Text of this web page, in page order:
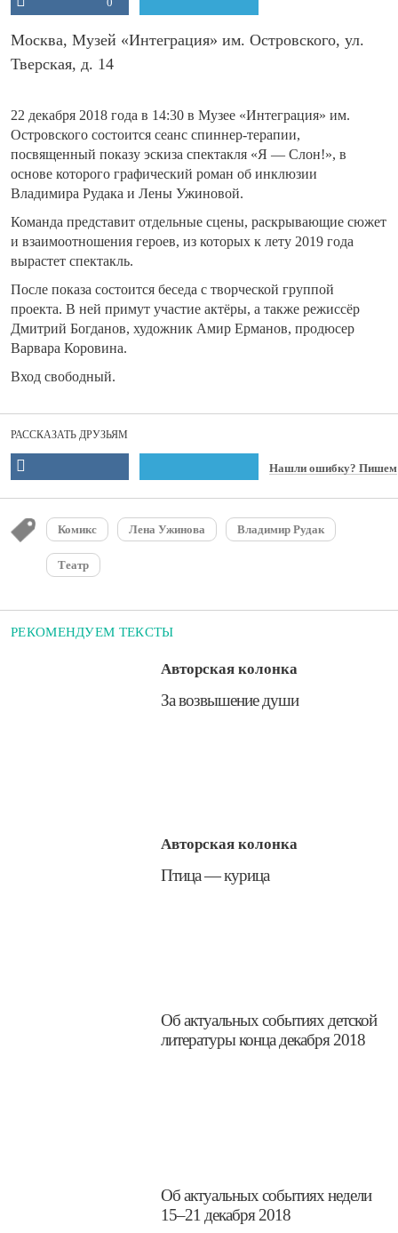
Москва, Музей «Интеграция» им. Островского, ул.
Тверская, д. 14
22 декабря 2018 года в 14:30 в Музее «Интеграция» им.
Островского состоится сеанс спиннер-терапии,
посвященный показу эскиза спектакля «Я — Слон!», в
основе которого графический роман об инклюзии
Владимира Рудака и Лены Ужиновой.
Команда представит отдельные сцены, раскрывающие сюжет
и взаимоотношения героев, из которых к лету 2019 года
вырастет спектакль.
После показа состоится беседа с творческой группой
проекта. В ней примут участие актёры, а также режиссёр
Дмитрий Богданов, художник Амир Ерманов, продюсер
Варвара Коровина.
Вход свободный.
РАССКАЗАТЬ ДРУЗЬЯМ
Нашли ошибку? Пишем
Комикс Лена Ужинова Владимир Рудак
Театр
РЕКОМЕНДУЕМ ТЕКСТЫ
Авторская колонка
​За возвышение души
Авторская колонка
​Птица — курица
​​Об актуальных событиях детской
литературы конца декабря 2018
Об актуальных событиях недели
15–21 декабря 2018